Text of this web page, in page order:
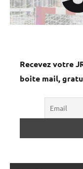
Recevez votre
boite mail,